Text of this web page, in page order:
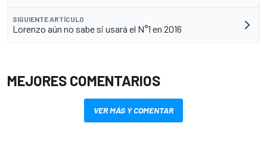
SIGUIENTE ARTÍCULO
Lorenzo aún no sabe si usará el N°1 en 2016
MEJORES COMENTARIOS
VER MÁS Y COMENTAR